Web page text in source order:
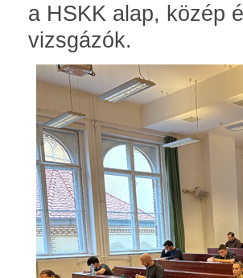
a HSKK alap, közép
vizsgázók.